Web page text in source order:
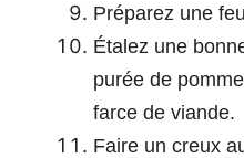
Préparez une
Étalez une
purée de
farce de viande.
Faire un creux